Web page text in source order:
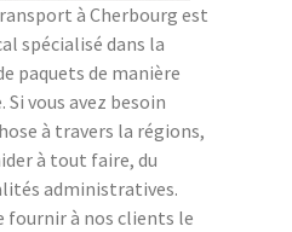
à Cherbourg est
spécialisé dans la
paquets de manière
vous avez besoin
à travers la régions,
à tout faire, du
administratives.
fournir à nos clients le